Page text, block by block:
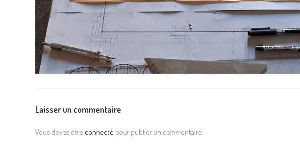
Laisser un commentaire
Vous devez être connecté pour publier un commentaire.